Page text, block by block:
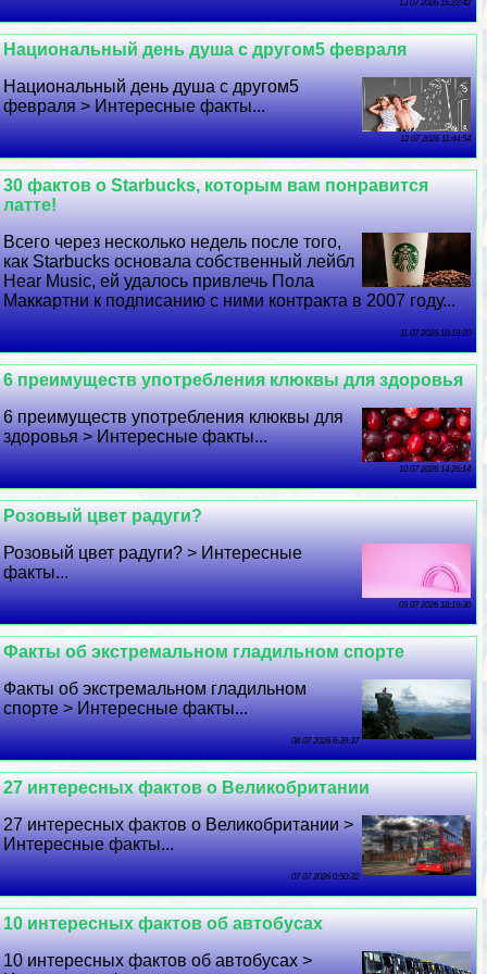
13 07 2026 16:22:42
Национальный день душа с другом5 февраля
Национальный день душа с другом5
февраля > Интересные факты...
12 07 2026 11:44:54
30 фактов о Starbucks, которым вам понравится
латте!
Всего через несколько недель после того,
как Starbucks основала собственный лейбл
Hear Music, ей удалось привлечь Пола
Маккартни к подписанию с ними контpaкта в 2007 году...
11 07 2026 10:19:20
6 преимуществ употрeбления клюквы для здоровья
6 преимуществ употрeбления клюквы для
здоровья > Интересные факты...
10 07 2026 14:26:14
Розовый цвет радуги?
Розовый цвет радуги? > Интересные
факты...
09 07 2026 18:19:30
Факты об экстремальном гладильном спорте
Факты об экстремальном гладильном
спорте > Интересные факты...
08 07 2026 6:39:37
27 интересных фактов о Великобритании
27 интересных фактов о Великобритании >
Интересные факты...
07 07 2026 0:50:32
10 интересных фактов об автобусах
10 интересных фактов об автобусах >